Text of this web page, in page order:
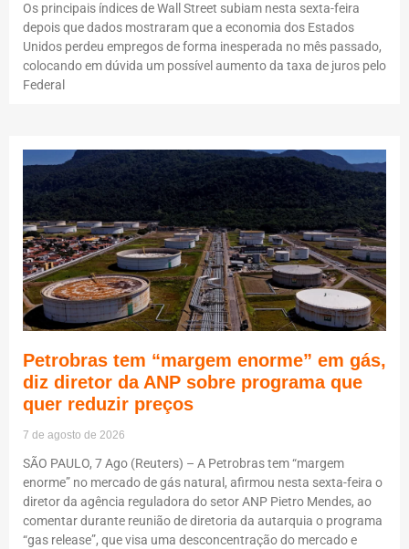
Os principais índices de Wall Street subiam nesta sexta-feira
depois que dados mostraram que a economia dos Estados
Unidos perdeu empregos de forma inesperada no mês passado,
colocando em dúvida um possível aumento da taxa de juros pelo
Federal
Petrobras tem “margem enorme” em gás,
diz diretor da ANP sobre programa que
quer reduzir preços
7 de agosto de 2026
SÃO PAULO, 7 Ago (Reuters) – A Petrobras tem “margem
enorme” no mercado de gás natural, afirmou nesta sexta-feira o
diretor da agência reguladora do setor ANP Pietro Mendes, ao
comentar durante reunião de diretoria da autarquia o programa
“gas release”, que visa uma desconcentração do mercado e